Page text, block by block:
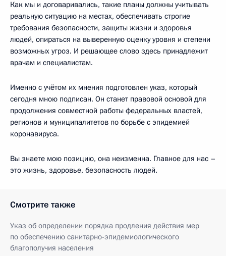
Как мы и договаривались, такие планы должны учитывать
реальную ситуацию на местах, обеспечивать строгие
требования безопасности, защиты жизни и здоровья
людей, опираться на выверенную оценку уровня и степени
возможных угроз. И решающее слово здесь принадлежит
врачам и специалистам.
Именно с учётом их мнения подготовлен указ, который
сегодня мною подписан. Он станет правовой основой для
продолжения совместной работы федеральных властей,
регионов и муниципалитетов по борьбе с эпидемией
коронавируса.
Вы знаете мою позицию, она неизменна. Главное для нас –
это жизнь, здоровье, безопасность людей.
Смотрите также
Указ об определении порядка продления действия мер
по обеспечению санитарно-эпидемиологического
благополучия населения